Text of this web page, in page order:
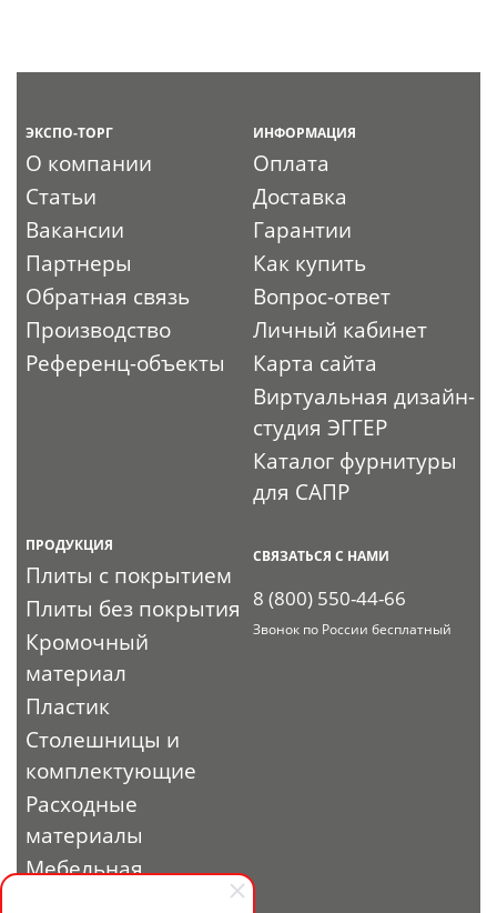
ЭКСПО-ТОРГ
О компании
Статьи
Вакансии
Партнеры
Обратная связь
Производство
Референц-объекты
ИНФОРМАЦИЯ
Оплата
Доставка
Гарантии
Как купить
Вопрос-ответ
Личный кабинет
Карта сайта
Виртуальная дизайн-
студия ЭГГЕР
Каталог фурнитуры
для САПР
ПРОДУКЦИЯ
Плиты с покрытием
Плиты без покрытия
Кромочный
материал
Пластик
Столешницы и
комплектующие
Расходные
материалы
Мебельная
СВЯЗАТЬСЯ С НАМИ
8 (800) 550-44-66
Звонок по России бесплатный